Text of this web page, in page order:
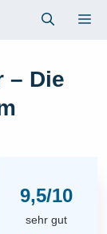
– Die
9,5/10
sehr gut